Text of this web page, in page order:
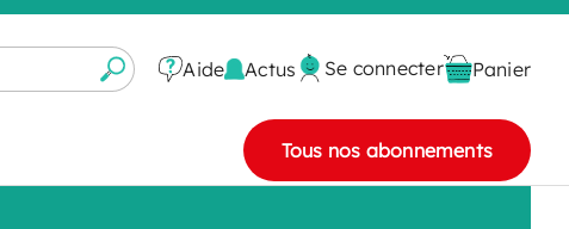
Aide Actus Se connecter Panier
Tous nos abonnements